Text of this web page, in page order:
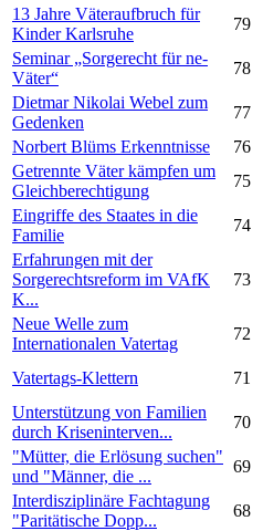
13 Jahre Väteraufbruch für
Kinder Karlsruhe
79
Seminar „Sorgerecht für ne-
Väter“
78
Dietmar Nikolai Webel zum
Gedenken
77
Norbert Blüms Erkenntnisse
76
Getrennte Väter kämpfen um
Gleichberechtigung
75
Eingriffe des Staates in die
Familie
74
Erfahrungen mit der
Sorgerechtsreform im VAfK
K...
73
Neue Welle zum
Internationalen Vatertag
72
Vatertags-Klettern 71
Unterstützung von Familien
durch Kriseninterven...
70
"Mütter, die Erlösung suchen"
und "Männer, die ...
69
Interdisziplinäre Fachtagung
"Paritätische Dopp...
68